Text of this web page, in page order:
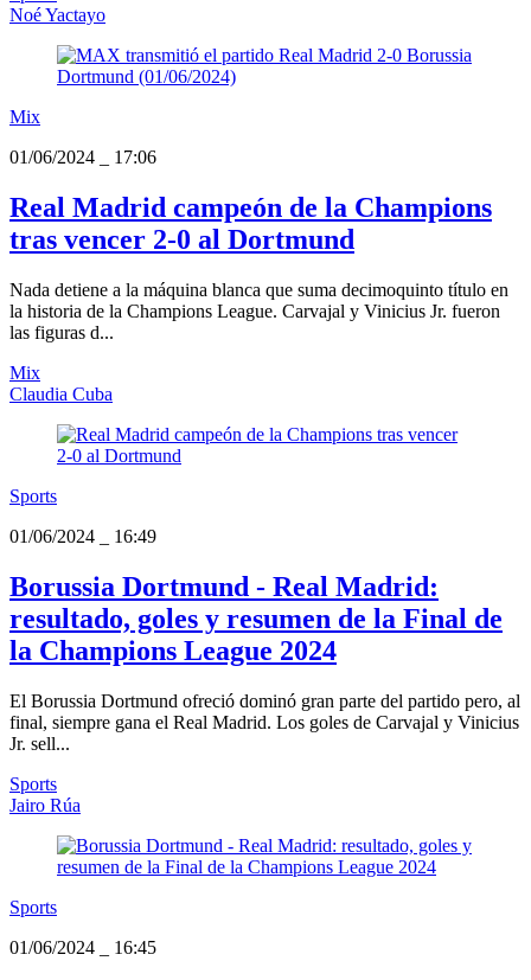
Noé Yactayo
Mix
01/06/2024
17:06
Real Madrid campeón de la Champions
tras vencer 2-0 al Dortmund
Nada detiene a la máquina blanca que suma decimoquinto título en
la historia de la Champions League. Carvajal y Vinicius Jr. fueron
las figuras d...
Mix
Claudia Cuba
Sports
01/06/2024
16:49
Borussia Dortmund - Real Madrid:
resultado, goles y resumen de la Final de
la Champions League 2024
El Borussia Dortmund ofreció dominó gran parte del partido pero, al
final, siempre gana el Real Madrid. Los goles de Carvajal y Vinicius
Jr. sell...
Sports
Jairo Rúa
Sports
01/06/2024
16:45